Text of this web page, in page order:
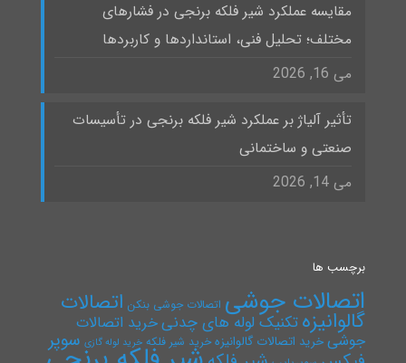
مقایسه عملکرد شیر فلکه برنجی در فشارهای
مختلف؛ تحلیل فنی، استانداردها و کاربردها
می 16, 2026
تأثیر آلیاژ بر عملکرد شیر فلکه برنجی در تأسیسات
صنعتی و ساختمانی
می 14, 2026
برچسب ها
اتصالات جوشی اتصالات جوشی بنکن اتصالات
گالوانیزهتکنیک لوله های چدنیخرید اتصالات
جوشیخرید اتصالات گالوانیزه خرید شیر فلکه خرید لوله گازی سوپر